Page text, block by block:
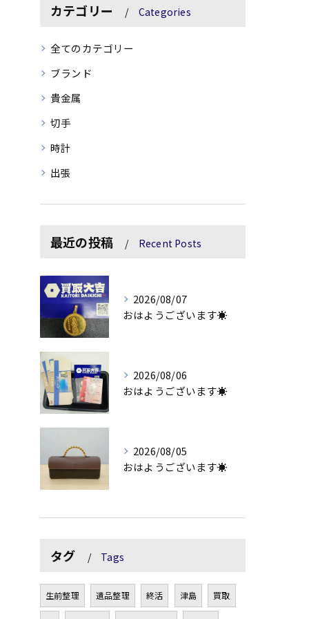
カテゴリー Categories
全てのカテゴリー
ブランド
貴金属
切手
時計
出張
最近の投稿 Recent Posts
2026/08/07
おはようございます☀
2026/08/06
おはようございます☀
2026/08/05
おはようございます☀
タグ Tags
生前整理 遺品整理 終活 津島 買取